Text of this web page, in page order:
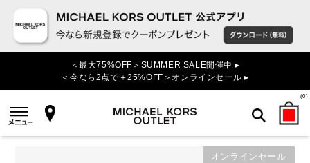
＜最大75%OFF＞SUMMER SALE開催中 ▸
＜今なら2点で＋25%OFF＞オンラインセール ▸
(0)
検索
オンラインセール